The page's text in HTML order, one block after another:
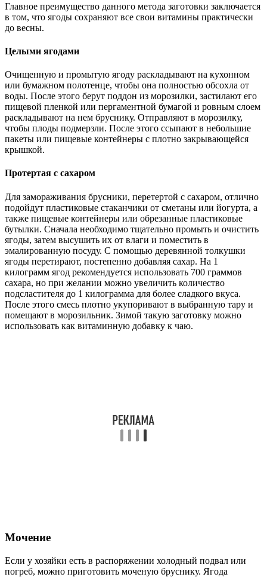
Главное преимущество данного метода заготовки заключается
в том, что ягоды сохраняют все свои витамины практически
до весны.
Целыми ягодами
Очищенную и промытую ягоду раскладывают на кухонном
или бумажном полотенце, чтобы она полностью обсохла от
воды. После этого берут поддон из морозилки, застилают его
пищевой пленкой или пергаментной бумагой и ровным слоем
раскладывают на нем бруснику. Отправляют в морозилку,
чтобы плоды подмерзли. После этого ссыпают в небольшие
пакеты или пищевые контейнеры с плотно закрывающейся
крышкой.
Протертая с сахаром
Для замораживания брусники, перетертой с сахаром, отлично
подойдут пластиковые стаканчики от сметаны или йогурта, а
также пищевые контейнеры или обрезанные пластиковые
бутылки. Сначала необходимо тщательно промыть и очистить
ягоды, затем высушить их от влаги и поместить в
эмалированную посуду. С помощью деревянной толкушки
ягоды перетирают, постепенно добавляя сахар. На 1
килограмм ягод рекомендуется использовать 700 граммов
сахара, но при желании можно увеличить количество
подсластителя до 1 килограмма для более сладкого вкуса.
После этого смесь плотно укупоривают в выбранную тару и
помещают в морозильник. Зимой такую заготовку можно
использовать как витаминную добавку к чаю.
Мочение
Если у хозяйки есть в распоряжении холодный подвал или
погреб, можно приготовить моченую бруснику. Ягода